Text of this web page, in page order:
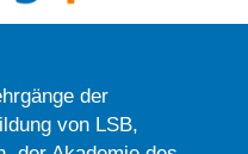
der
von LSB,